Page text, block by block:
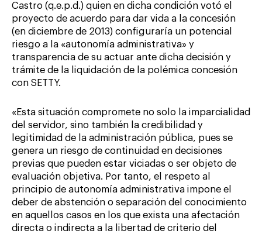
Castro (q.e.p.d.) quien en dicha condición votó el
proyecto de acuerdo para dar vida a la concesión
(en diciembre de 2013) configuraría un potencial
riesgo a la «autonomía administrativa» y
transparencia de su actuar ante dicha decisión y
trámite de la liquidación de la polémica concesión
con SETTY.
«Esta situación compromete no solo la imparcialidad
del servidor, sino también la credibilidad y
legitimidad de la administración pública, pues se
genera un riesgo de continuidad en decisiones
previas que pueden estar viciadas o ser objeto de
evaluación objetiva. Por tanto, el respeto al
principio de autonomía administrativa impone el
deber de abstención o separación del conocimiento
en aquellos casos en los que exista una afectación
directa o indirecta a la libertad de criterio del